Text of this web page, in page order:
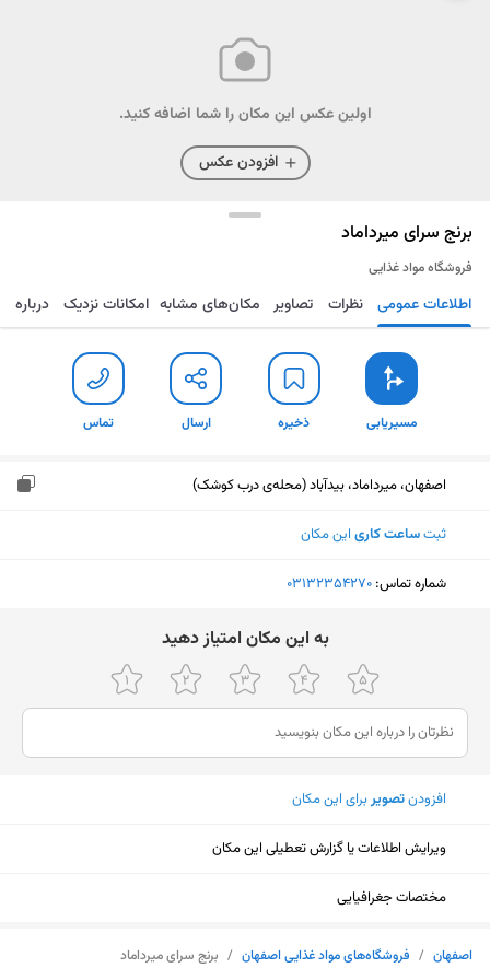
اولین عکس این مکان را شما اضافه کنید.
افزودن عکس
برنج سرای میرداماد
فروشگاه مواد غذایی
مسیریابی ذخیره ارسال تماس اطلاعات عمومی نظرات تصاویر مکان‌های مشابه امکانات نزدیک درباره
مسیریابی ذخیره ارسال تماس
اصفهان، میرداماد، بیدآباد (محله‌ی درب کوشک)
ثبتساعت کاری این مکان
شماره تماس: ‎03132354270
ﺑﻪ اﯾﻦ ﻣﮑﺎن اﻣﺘﯿﺎز دﻫﯿﺪ
افزودنتصویربرای این مکان
ویرایش اطلاعات یا گزارش تعطیلی این مکان
مختصات جغرافیایی
اصفهان / فروشگاه‌های مواد غذایی اصفهان / برنج سرای میرداماد